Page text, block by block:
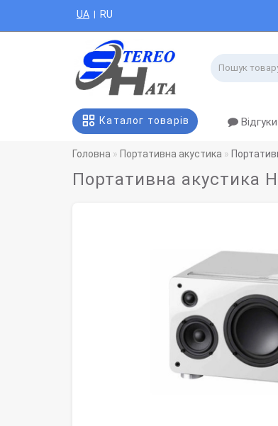
UA | RU
Каталог товарів
Головна Портативна акустика
Портативна акустика